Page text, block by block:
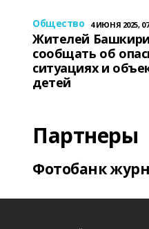
Общество 4 ИЮНЯ 2025,
Жителей
сообщать об
ситуациях и
детей
Партнеры
Фотобанк